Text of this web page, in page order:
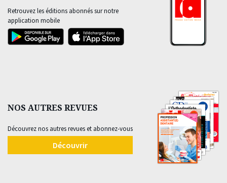
Retrouvez les éditions abonnés sur notre
application mobile
NOS AUTRES REVUES
Découvrez nos autres revues et abonnez-vous
Découvrir